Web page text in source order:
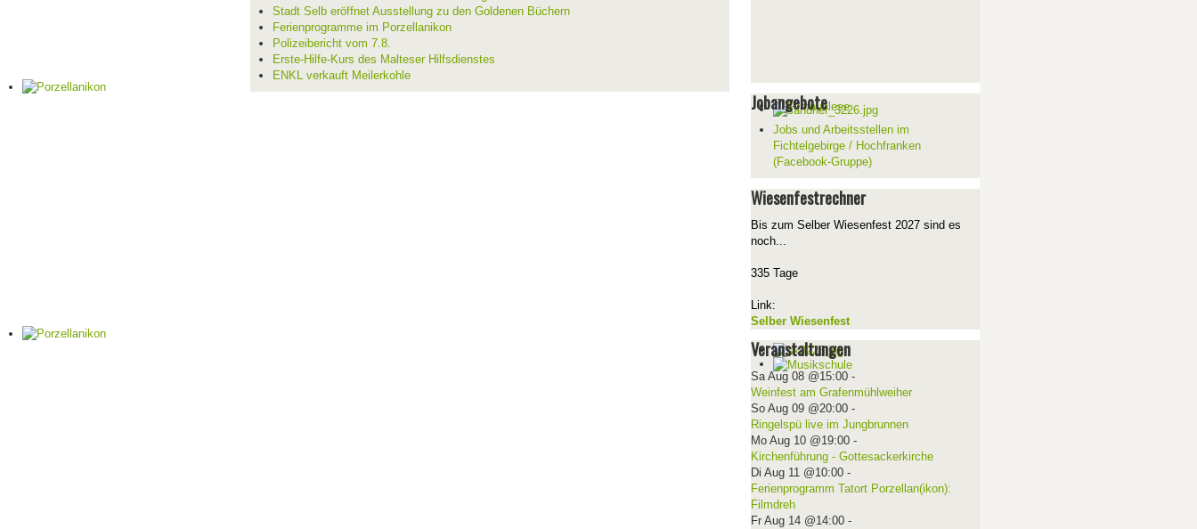
Stadt Selb eröffnet Ausstellung zu den Goldenen Büchern
Ferienprogramme im Porzellanikon
Polizeibericht vom 7.8.
Erste-Hilfe-Kurs des Malteser Hilfsdienstes
ENKL verkauft Meilerkohle
Jobangebote
Jobs und Arbeitsstellen im
Fichtelgebirge / Hochfranken
(Facebook-Gruppe)
Wiesenfestrechner
Bis zum Selber Wiesenfest 2027 sind es
noch...
335 Tage
Link:
Selber Wiesenfest
Veranstaltungen
Sa Aug 08 @15:00-
Weinfest am Grafenmühlweiher
So Aug 09 @20:00-
Ringelspü live im Jungbrunnen
Mo Aug 10 @19:00-
Kirchenführung - Gottesackerkirche
Di Aug 11 @10:00-
Ferienprogramm Tatort Porzellan(ikon):
Filmdreh
Fr Aug 14 @14:00-